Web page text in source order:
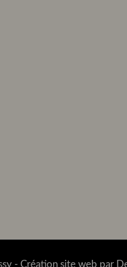
- Création site web par